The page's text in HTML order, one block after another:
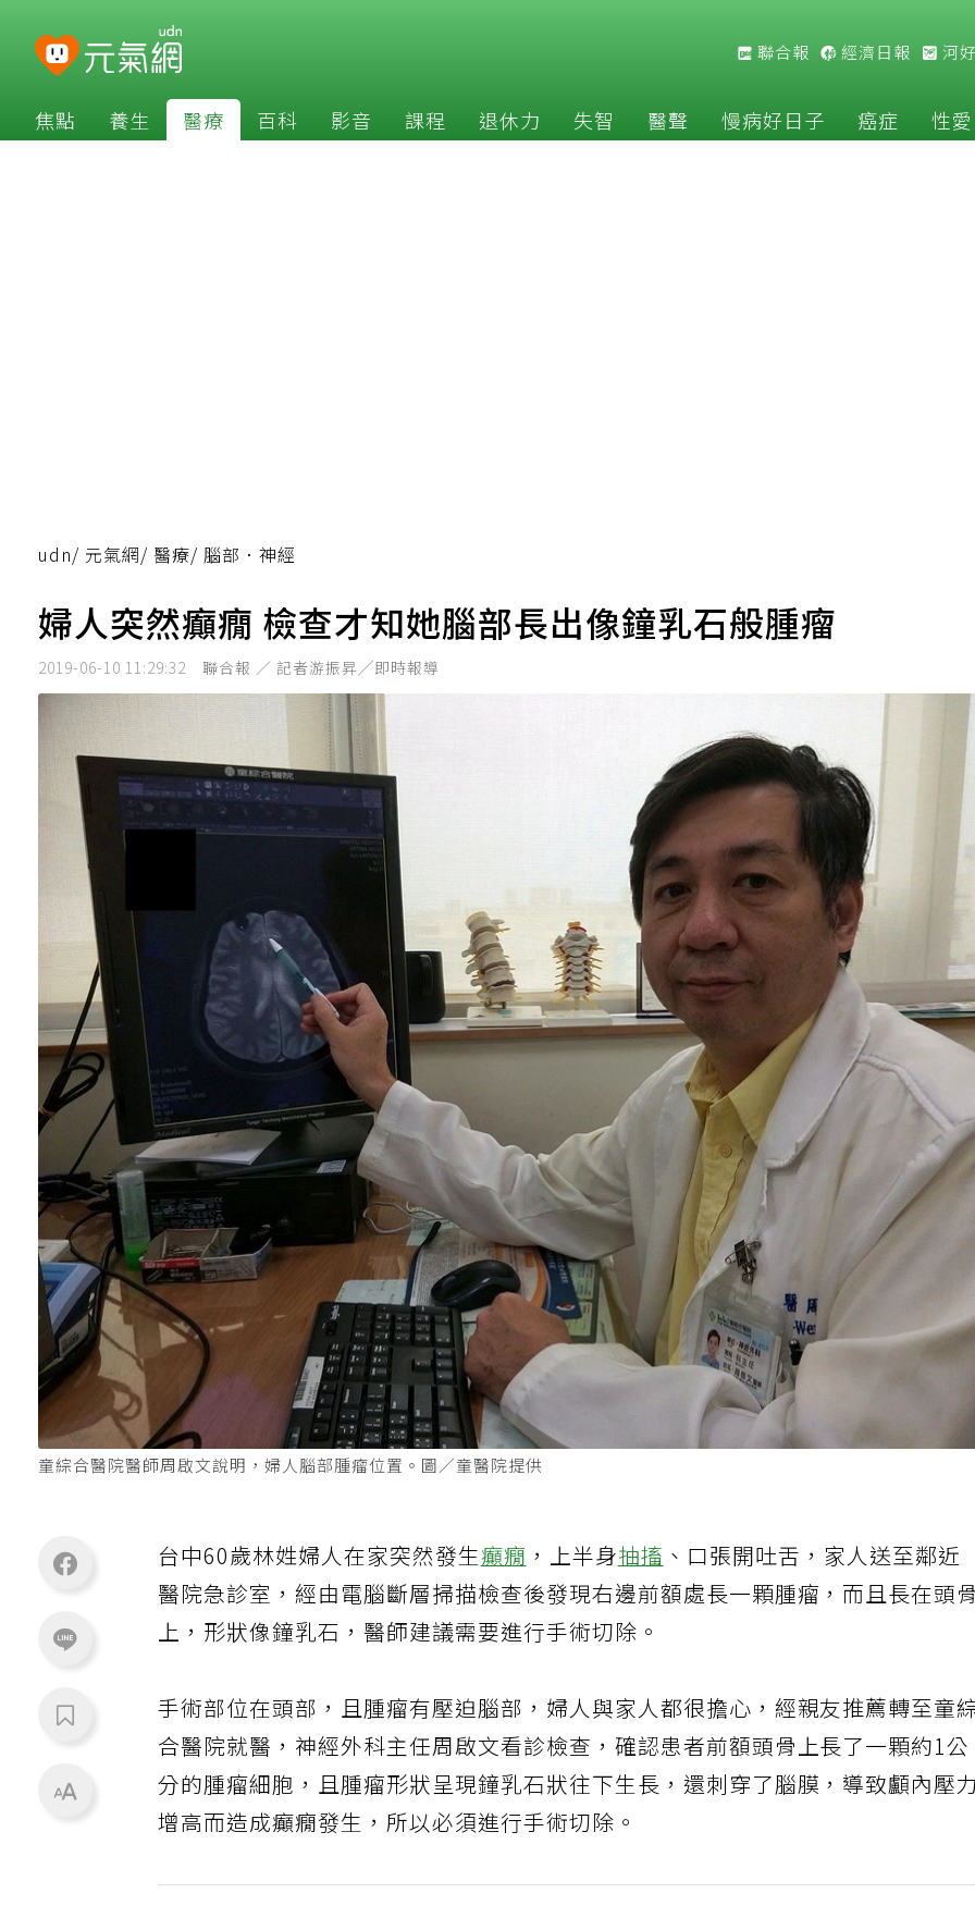
聯合報 經濟日報 河
焦點 養生 醫療 百科 影音 課程 退休力 失智 醫聲 慢病好日子 癌症 性愛
udn/ 元氣網/ 醫療/ 腦部．神經
婦人突然癲癇 檢查才知她腦部長出像鐘乳石般腫瘤
2019-06-10 11:29:32 聯合報 ／ 記者游振昇╱即時報導
童綜合醫院醫師周啟文說明，婦人腦部腫瘤位置。圖／童醫院提供
台中60歲林姓婦人在家突然發生癲癇 ，上半身抽搐 、口張開吐舌，家人送至鄰近
醫院急診室，經由電腦斷層掃描檢查後發現右邊前額處長一顆腫瘤，而且長在頭骨
上，形狀像鐘乳石，醫師建議需要進行手術切除。
手術部位在頭部，且腫瘤有壓迫腦部，婦人與家人都很擔心，經親友推薦轉至童
合醫院就醫，神經外科主任周啟文看診檢查，確認患者前額頭骨上長了一顆約1公
分的腫瘤細胞，且腫瘤形狀呈現鐘乳石狀往下生長，還刺穿了腦膜，導致顱內壓力
增高而造成癲癇發生，所以必須進行手術切除。